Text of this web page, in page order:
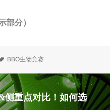
部分）
标
BBO生物竞赛
侧重点对比！如何选